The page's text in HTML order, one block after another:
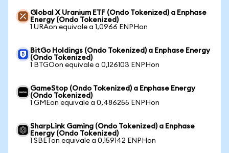
Global X Uranium ETF (Ondo Tokenized) a Enphase
Energy (Ondo Tokenized)
1 URAon equivale a 1,0966 ENPHon
BitGo Holdings (Ondo Tokenized) a Enphase Energy
(Ondo Tokenized)
1 BTGOon equivale a 0,126103 ENPHon
GameStop (Ondo Tokenized) a Enphase Energy
(Ondo Tokenized)
1 GMEon equivale a 0,486255 ENPHon
SharpLink Gaming (Ondo Tokenized) a Enphase
Energy (Ondo Tokenized)
1 SBETon equivale a 0,159142 ENPHon